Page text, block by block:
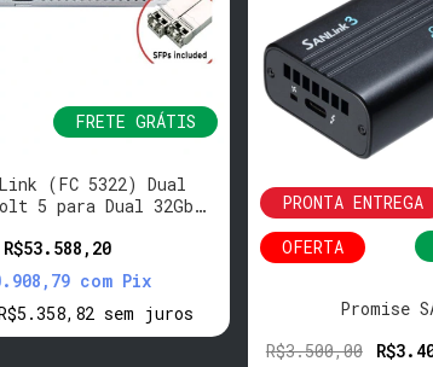
FRETE GRÁTIS
(FC 5322) Dual
5 para Dual 32Gb
R$53.588,20
com Pix
sem juros
OFERTA
PRONTA ENTREGA
Promise
R$3.500,00